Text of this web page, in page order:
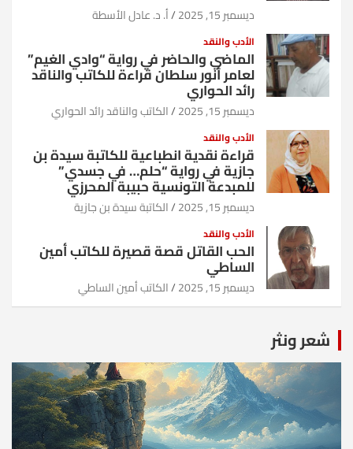
ديسمبر 15, 2025 أ. د. عادل الأسطة
الأدب والنقد
الماضي والحاضر في رواية “وادي الغيم”
لعامر أنور سلطان قراءة للكاتب والناقد
رائد الحواري
ديسمبر 15, 2025 الكاتب والناقد رائد الحواري
الأدب والنقد
قراءة نقدية انطباعية للكاتبة سيدة بن
جازية في رواية “حلم… في جسدي”
للمبدعة التونسية حبيبة المحرزي
ديسمبر 15, 2025 الكاتبة سيدة بن جازية
الأدب والنقد
الحب القاتل قصة قصيرة للكاتب أمين
الساطي
ديسمبر 15, 2025 الكاتب أمين الساطي
شعر ونثر